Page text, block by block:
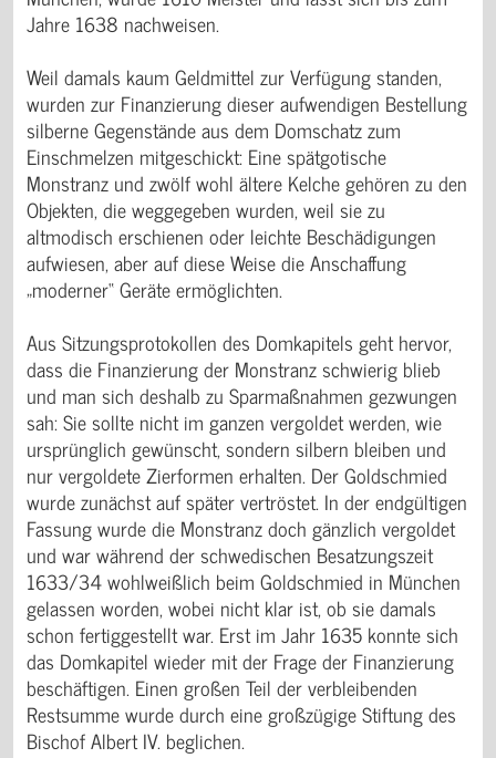
Jahre 1638 nachweisen.
Weil damals kaum Geldmittel zur Verfügung standen,
wurden zur Finanzierung dieser aufwendigen Bestellung
silberne Gegenstände aus dem Domschatz zum
Einschmelzen mitgeschickt: Eine spätgotische
Monstranz und zwölf wohl ältere Kelche gehören zu den
Objekten, die weggegeben wurden, weil sie zu
altmodisch erschienen oder leichte Beschädigungen
aufwiesen, aber auf diese Weise die Anschaffung
„moderner“ Geräte ermöglichten.
Aus Sitzungsprotokollen des Domkapitels geht hervor,
dass die Finanzierung der Monstranz schwierig blieb
und man sich deshalb zu Sparmaßnahmen gezwungen
sah: Sie sollte nicht im ganzen vergoldet werden, wie
ursprünglich gewünscht, sondern silbern bleiben und
nur vergoldete Zierformen erhalten. Der Goldschmied
wurde zunächst auf später vertröstet. In der endgültigen
Fassung wurde die Monstranz doch gänzlich vergoldet
und war während der schwedischen Besatzungszeit
1633/34 wohlweißlich beim Goldschmied in München
gelassen worden, wobei nicht klar ist, ob sie damals
schon fertiggestellt war. Erst im Jahr 1635 konnte sich
das Domkapitel wieder mit der Frage der Finanzierung
beschäftigen. Einen großen Teil der verbleibenden
Restsumme wurde durch eine großzügige Stiftung des
Bischof Albert IV. beglichen.